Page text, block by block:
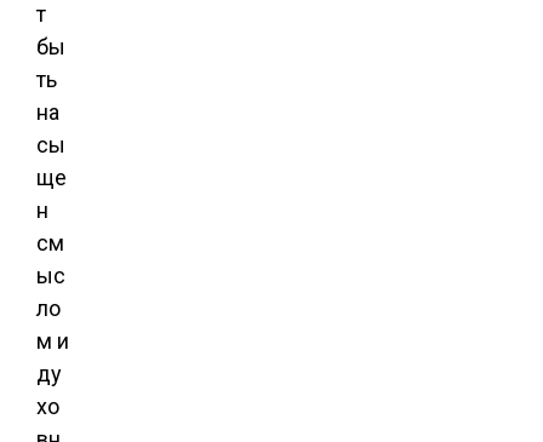
т
бы
ть
на
сы
ще
н
см
ыс
ло
м и
ду
хо